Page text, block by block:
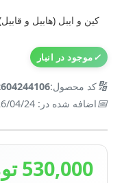
کین و ایبل (هابیل و
✓موجود در انبار
🔢کد محصول:
📅اضافه شده در: 2026/04/24
530,000 تومان